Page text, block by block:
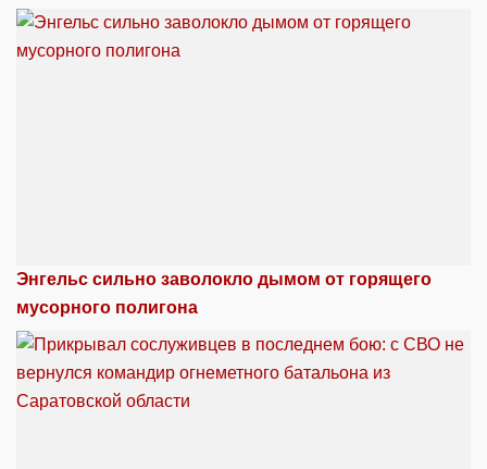
Энгельс сильно заволокло дымом от горящего
мусорного полигона